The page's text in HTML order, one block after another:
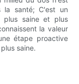
la santé; C'est un
plus saine et plus
la valeur
étape proactive
saine.